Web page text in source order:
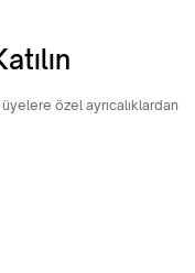
özel ayrıcalıklardan